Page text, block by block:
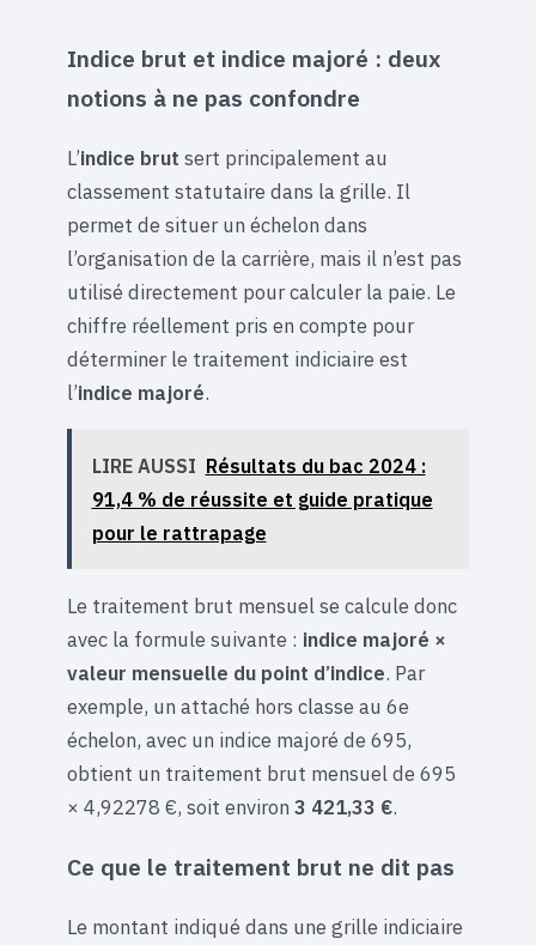
Indice brut et indice majoré : deux
notions à ne pas confondre
L’indice brut sert principalement au
classement statutaire dans la grille. Il
permet de situer un échelon dans
l’organisation de la carrière, mais il n’est pas
utilisé directement pour calculer la paie. Le
chiffre réellement pris en compte pour
déterminer le traitement indiciaire est
l’indice majoré.
LIRE AUSSI Résultats du bac 2024 :
91,4 % de réussite et guide pratique
pour le rattrapage
Le traitement brut mensuel se calcule donc
avec la formule suivante : indice majoré ×
valeur mensuelle du point d’indice. Par
exemple, un attaché hors classe au 6e
échelon, avec un indice majoré de 695,
obtient un traitement brut mensuel de 695
× 4,92278 €, soit environ 3 421,33 €.
Ce que le traitement brut ne dit pas
Le montant indiqué dans une grille indiciaire